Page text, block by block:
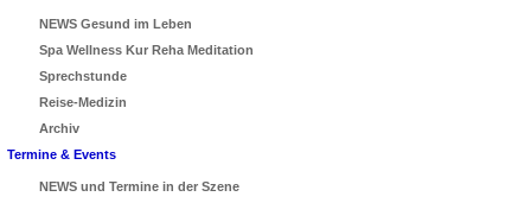
NEWS Gesund im Leben
Spa Wellness Kur Reha Meditation
Sprechstunde
Reise-Medizin
Archiv
Termine & Events
NEWS und Termine in der Szene